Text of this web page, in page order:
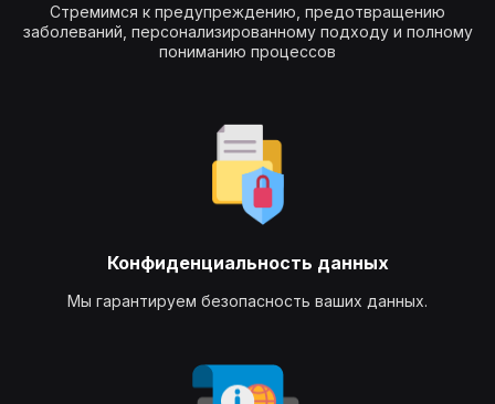
Стремимся к предупреждению, предотвращению
заболеваний, персонализированному подходу и полному
пониманию процессов
Конфиденциальность данных
Мы гарантируем безопасность ваших данных.